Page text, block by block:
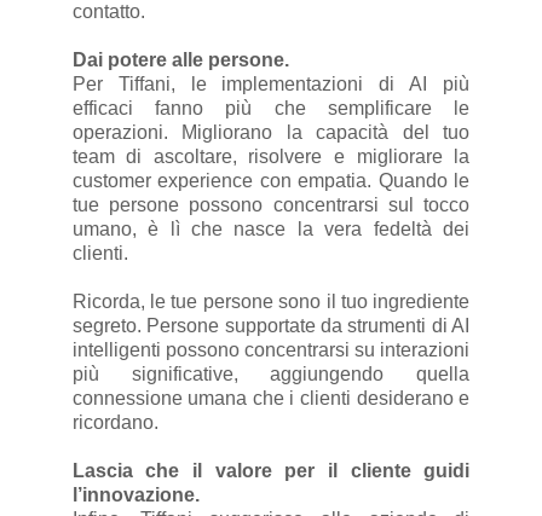
contatto.
Dai potere alle persone.
Per Tiffani, le implementazioni di AI più
efficaci fanno più che semplificare le
operazioni. Migliorano la capacità del tuo
team di ascoltare, risolvere e migliorare la
customer experience con empatia. Quando le
tue persone possono concentrarsi sul tocco
umano, è lì che nasce la vera fedeltà dei
clienti.
Ricorda, le tue persone sono il tuo ingrediente
segreto. Persone supportate da strumenti di AI
intelligenti possono concentrarsi su interazioni
più significative, aggiungendo quella
connessione umana che i clienti desiderano e
ricordano.
Lascia che il valore per il cliente guidi
l’innovazione.